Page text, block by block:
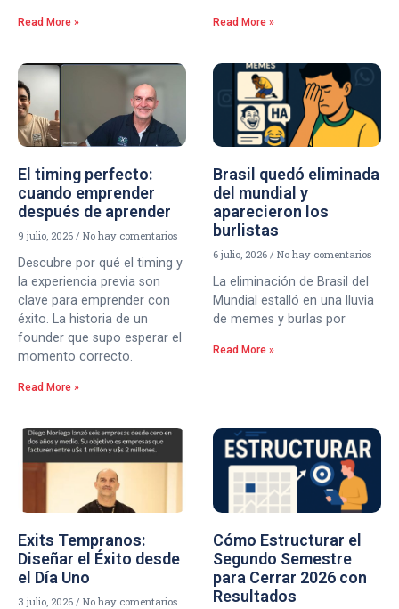
Read More » Read More »
El timing perfecto:
cuando emprender
después de aprender
9 julio, 2026 No hay comentarios
Descubre por qué el timing y
la experiencia previa son
clave para emprender con
éxito. La historia de un
founder que supo esperar el
momento correcto.
Read More »
Brasil quedó eliminada
del mundial y
aparecieron los
burlistas
6 julio, 2026 No hay comentarios
La eliminación de Brasil del
Mundial estalló en una lluvia
de memes y burlas por
Read More »
Exits Tempranos:
Diseñar el Éxito desde
el Día Uno
3 julio, 2026 No hay comentarios
Cómo Estructurar el
Segundo Semestre
para Cerrar 2026 con
Resultados